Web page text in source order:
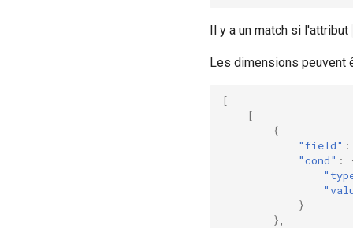
Il y a un match si l'attribut
Les dimensions peuvent
[
[
{
"field" :
"cond" :
}
},